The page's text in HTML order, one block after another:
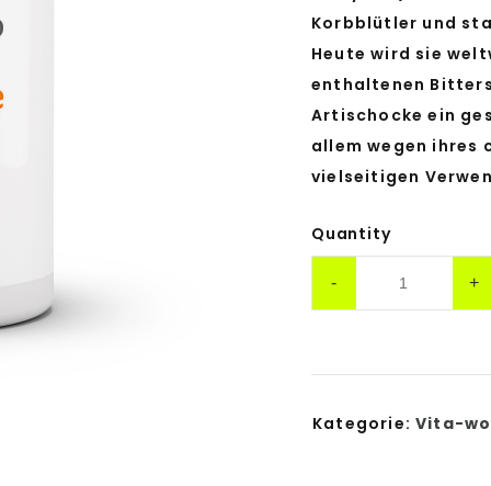
Korbblütler und
Heute wird sie
enthaltenen
Artischocke ein
allem wegen ihres
vielseitigen
Quantity
Kategorie: Vita-